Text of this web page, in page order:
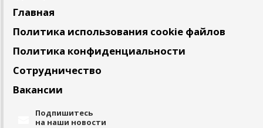
Главная
Политика использования cookie файлов
Политика конфиденциальности
Сотрудничество
Вакансии
Подпишитесь
на наши новости